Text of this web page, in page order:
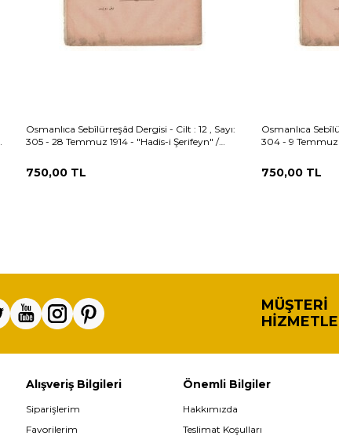
Osmanlıca Sebîlürreşâd Dergisi - Cilt : 12 , Sayı:
305 - 28 Temmuz 1914 - "Hadis-i Şerifeyn" /
750,00 TL
Osmanlıca
304 - 9 Temmuz
750,00 TL
MÜŞTERI
Alışveriş Bilgileri
Siparişlerim
Favorilerim
Önemli Bilgiler
Hakkımızda
Teslimat Koşulları